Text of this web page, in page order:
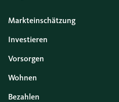
Markteinschätzung
Investieren
Vorsorgen
Wohnen
Bezahlen